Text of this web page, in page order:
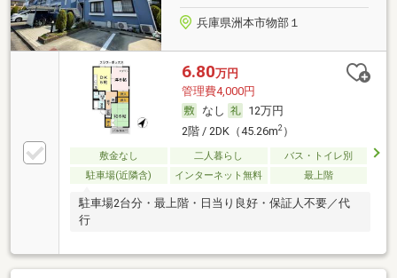
兵庫県洲本市物部１
6.80万円
管理費4,000円
なし
12万円
2階 / 2DK（45.26m2）
敷金なし 二人暮らし
バス・トイレ別
駐車場(近隣含)
インターネット無料 最上階
駐車場2台分・最上階・日当り良好・保証人不要／代
行